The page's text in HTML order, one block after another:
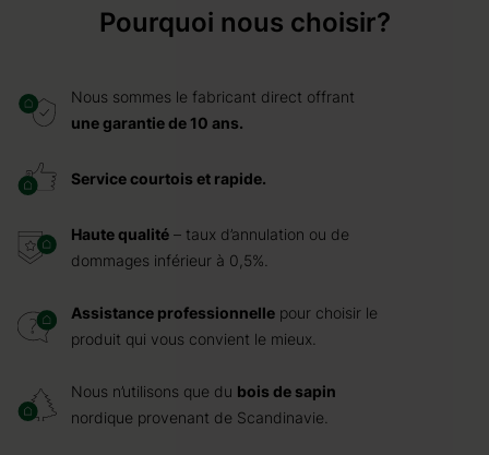
Pourquoi nous choisir?
Nous sommes le fabricant direct offrant
une garantie de 10 ans.
Service courtois et rapide.
Haute qualité – taux d’annulation ou de
dommages inférieur à 0,5%.
Assistance professionnelle pour choisir le
produit qui vous convient le mieux.
Nous n’utilisons que du bois de sapin
nordique provenant de Scandinavie.